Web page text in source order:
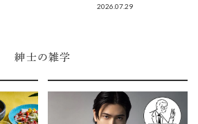
2026.07.29
紳士の雑学